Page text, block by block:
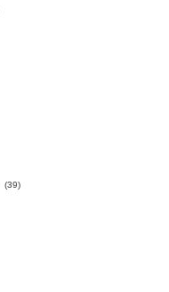
(39)